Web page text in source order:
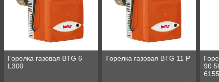
Горелка газовая BTG 6
L300
Горелка газовая BTG 11 P